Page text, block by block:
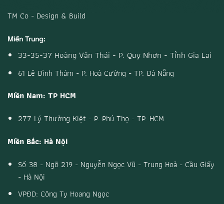
TM Co - Design & Build
Miền Trung:
33-35-37 Hoàng Văn Thái - P. Quy Nhơn - Tỉnh Gia Lai
61 Lê Đình Thám - P. Hoà Cường - TP. Đà Nẵng
Miền Nam: TP HCM
277 Lý Thường Kiệt - P. Phú Thọ - TP. HCM
Miền Bắc: Hà Nội
Số 38 - Ngõ 219 - Nguyễn Ngọc Vũ - Trung Hoà - Cầu Giấy
- Hà Nội
VPĐD: Công Ty Hoang Ngọc